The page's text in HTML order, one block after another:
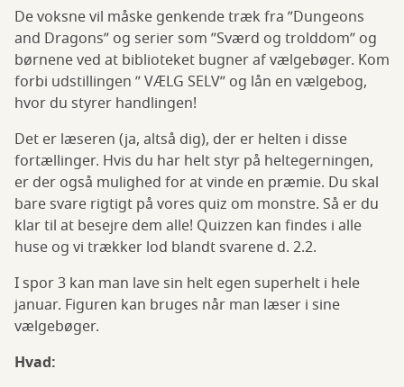
De voksne vil måske genkende træk fra ”Dungeons
and Dragons” og serier som ”Sværd og trolddom” og
børnene ved at biblioteket bugner af vælgebøger. Kom
forbi udstillingen ” VÆLG SELV” og lån en vælgebog,
hvor du styrer handlingen!
Det er læseren (ja, altså dig), der er helten i disse
fortællinger. Hvis du har helt styr på heltegerningen,
er der også mulighed for at vinde en præmie. Du skal
bare svare rigtigt på vores quiz om monstre. Så er du
klar til at besejre dem alle! Quizzen kan findes i alle
huse og vi trækker lod blandt svarene d. 2.2.
I spor 3 kan man lave sin helt egen superhelt i hele
januar. Figuren kan bruges når man læser i sine
vælgebøger.
Hvad: